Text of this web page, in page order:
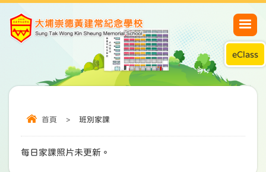
eClass
首頁 > 班別家課
每日家課照片未更新。